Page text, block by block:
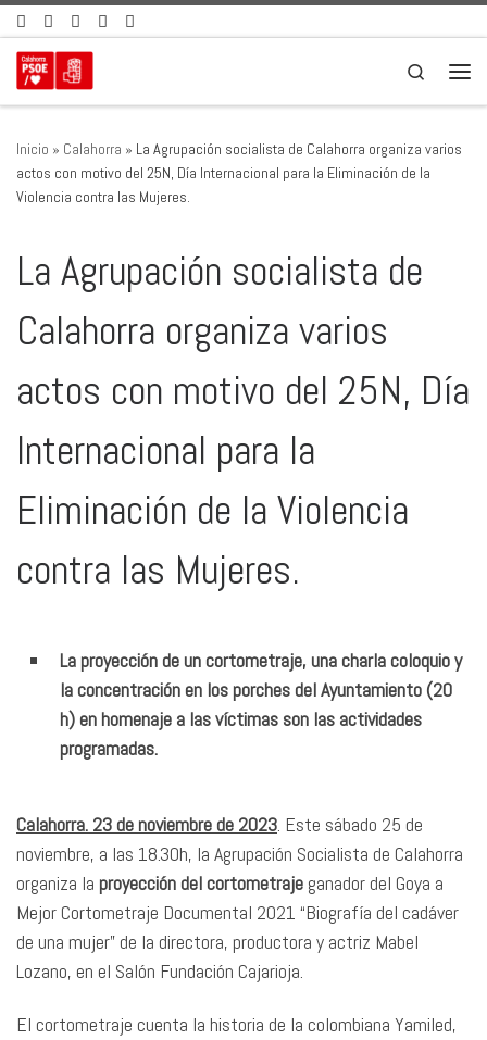
Saltar al contenido
Search
Inicio » Calahorra » La Agrupación socialista de Calahorra organiza varios
actos con motivo del 25N, Día Internacional para la Eliminación de la
Violencia contra las Mujeres.
La Agrupación socialista de
Calahorra organiza varios
actos con motivo del 25N, Día
Internacional para la
Eliminación de la Violencia
contra las Mujeres.
La proyección de un cortometraje, una charla coloquio y
la concentración en los porches del Ayuntamiento (20
h) en homenaje a las víctimas son las actividades
programadas.
Calahorra. 23 de noviembre de 2023 . Este sábado 25 de
noviembre, a las 18.30h, la Agrupación Socialista de Calahorra
organiza la proyección del cortometraje ganador del Goya a
Mejor Cortometraje Documental 2021 “Biografía del cadáver
de una mujer” de la directora, productora y actriz Mabel
Lozano, en el Salón Fundación Cajarioja.
El cortometraje cuenta la historia de la colombiana Yamiled,